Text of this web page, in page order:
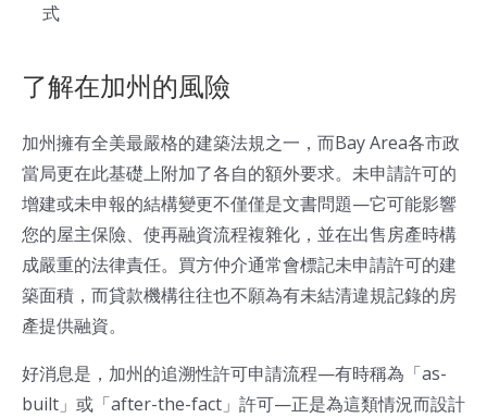
式
了解在加州的風險
加州擁有全美最嚴格的建築法規之一，而Bay Area各市政
當局更在此基礎上附加了各自的額外要求。未申請許可的
增建或未申報的結構變更不僅僅是文書問題—它可能影響
您的屋主保險、使再融資流程複雜化，並在出售房產時構
成嚴重的法律責任。買方仲介通常會標記未申請許可的建
築面積，而貸款機構往往也不願為有未結清違規記錄的房
產提供融資。
好消息是，加州的追溯性許可申請流程—有時稱為「as-
built」或「after-the-fact」許可—正是為這類情況而設計